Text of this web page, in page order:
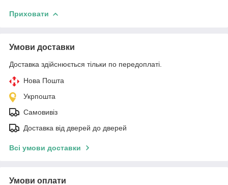
Приховати
Умови доставки
Доставка здійснюється тільки по передоплаті.
Нова Пошта
Укрпошта
Самовивіз
Доставка від дверей до дверей
Всі умови доставки
Умови оплати